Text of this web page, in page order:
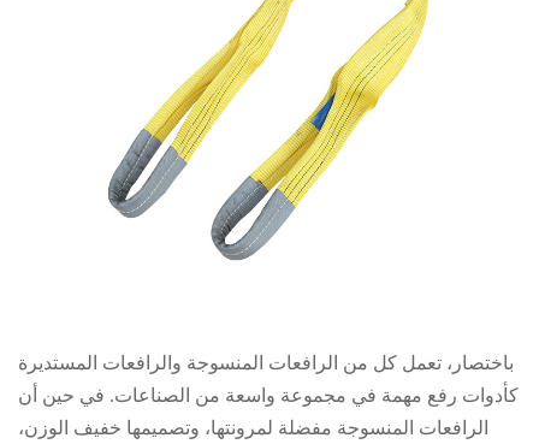
باختصار، تعمل كل من الرافعات المنسوجة والرافعات المستديرة
كأدوات رفع مهمة في مجموعة واسعة من الصناعات. في حين أن
الرافعات المنسوجة مفضلة لمرونتها، وتصميمها خفيف الوزن،